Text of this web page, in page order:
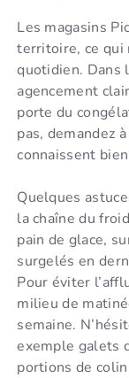
Les magasins
territoire, ce qui
quotidien. Dans
agencement
porte du
pas, demandez
connaissent
Quelques
la chaîne du
pain de glace,
surgelés en
Pour éviter
milieu de
semaine.
exemple galets
portions de